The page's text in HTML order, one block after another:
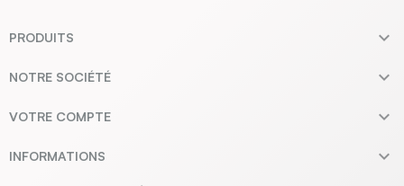
PRODUITS 
NOTRE SOCIÉTÉ 
VOTRE COMPTE 
INFORMATIONS 